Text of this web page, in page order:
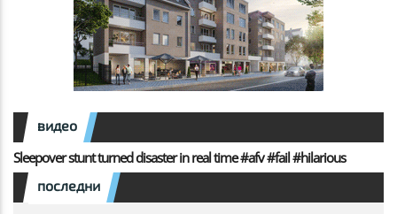
видео
Sleepover stunt turned disaster in real time #afv #fail #hilarious
последни